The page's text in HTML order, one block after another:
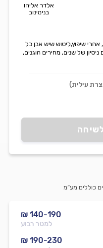
אלדר אליהו
בנימינוב
אחרי שיפוץ,ליטוש שיש אבן כל
של שנים, מחירים הוגנים,
עילית)
כוללים מע”מ
₪ 140-190
למטר רבוע
₪ 190-230